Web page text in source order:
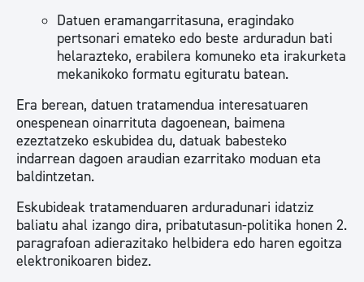
Datuen eramangarritasuna, eragindako
pertsonari emateko edo beste arduradun bati
helarazteko, erabilera komuneko eta irakurketa
mekanikoko formatu egituratu batean.
Era berean, datuen tratamendua interesatuaren
onespenean oinarrituta dagoenean, baimena
ezeztatzeko eskubidea du, datuak babesteko
indarrean dagoen araudian ezarritako moduan eta
baldintzetan.
Eskubideak tratamenduaren arduradunari idatziz
baliatu ahal izango dira, pribatutasun-politika honen 2.
paragrafoan adierazitako helbidera edo haren egoitza
elektronikoaren bidez.